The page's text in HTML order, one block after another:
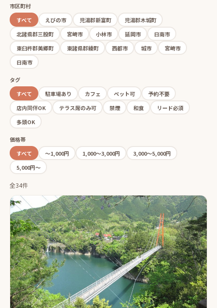
市区町村
すべて
えびの市 児湯郡新富町
児湯郡木城町
北諸県郡三股町
宮崎市 小林市 延岡市
日南市
東臼杵郡美郷町
東諸県郡綾町 西都市 城市
宮崎市
日南市
タグ
すべて
駐車場あり カフェ ペット可
予約不要
店内同伴OK
テラス席のみ可 禁煙 和食
リード必須
多頭OK
価格帯
すべて
〜1,000円 1,000〜3,000円
3,000〜5,000円
5,000円〜
全34件